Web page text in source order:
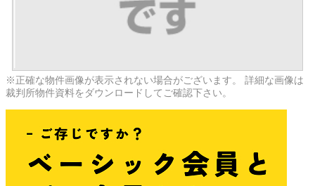
※正確な物件画像が表示されない場合がございます。 詳細な画像は
裁判所物件資料をダウンロードしてご確認下さい。